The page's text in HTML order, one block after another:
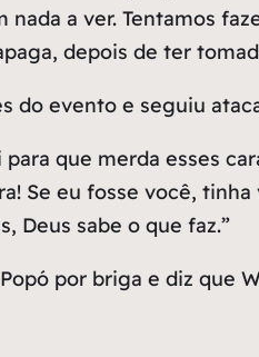
a ver. Tentamos
depois de ter
do evento e seguiu
que merda esses
Se eu fosse você,
Deus sabe o que faz.”
por briga e diz que